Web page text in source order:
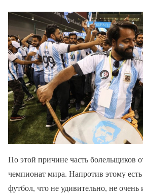
По этой причине часть болельщиков
чемпионат мира. Напротив этому
футбол, что не удивительно, не